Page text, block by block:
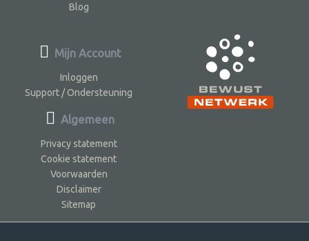
Blog
Mijn Account
Inloggen
Support / Ondersteuning
Algemeen
Privacy statement
Cookie statement
Voorwaarden
Disclaimer
Sitemap